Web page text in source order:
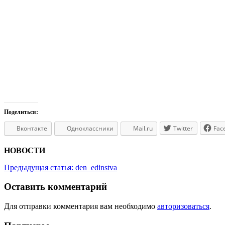
Поделиться:
Вконтакте Одноклассники Mail.ru Twitter
НОВОСТИ
Предыдущая статья: den_edinstva
Оставить комментарий
Для отправки комментария вам необходимо авторизоваться.